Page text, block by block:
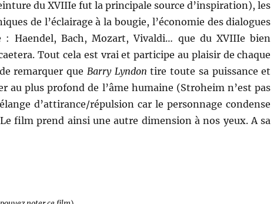
du XVIIIe fut la principale source d’inspiration), les
de l’éclairage à la bougie, l’économie des dialogues
: Haendel, Bach, Mozart, Vivaldi… que du XVIIIe bien
Tout cela est vrai et participe au plaisir de chaque
remarquer que Barry Lyndon tire toute sa puissance et
plus profond de l’âme humaine (Stroheim n’est pas
d’attirance/répulsion car le personnage condense
film prend ainsi une autre dimension à nos yeux. A sa